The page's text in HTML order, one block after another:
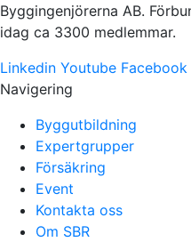
Byggingenjörerna AB.
idag ca 3300 medlemmar.
Linkedin Youtube Facebook
Navigering
Byggutbildning
Expertgrupper
Försäkring
Event
Kontakta oss
Om SBR